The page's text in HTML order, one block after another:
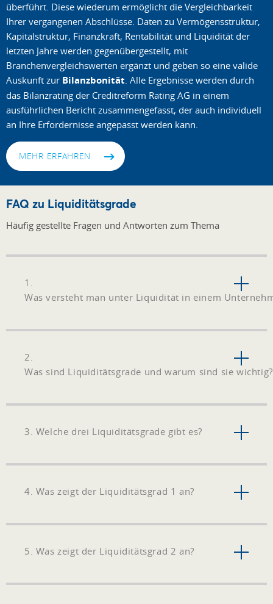
überführt. Diese wiederum ermöglicht die Vergleichbarkeit
Ihrer vergangenen Abschlüsse. Daten zu Vermögensstruktur,
Kapitalstruktur, Finanzkraft, Rentabilität und Liquidität der
letzten Jahre werden gegenübergestellt, mit
Branchenvergleichswerten ergänzt und geben so eine valide
Auskunft zur Bilanzbonität . Alle Ergebnisse werden durch
das Bilanzrating der Creditreform Rating AG in einem
ausführlichen Bericht zusammengefasst, der auch individuell
an Ihre Erfordernisse angepasst werden kann.
MEHR ERFAHREN
FAQ zu Liquiditätsgrade
Häufig gestellte Fragen und Antworten zum Thema
1.
Was versteht man unter Liquidität in einem
2.
Was sind Liquiditätsgrade und warum sind sie wichtig?
3. Welche drei Liquiditätsgrade gibt es?
4. Was zeigt der Liquiditätsgrad 1 an?
5. Was zeigt der Liquiditätsgrad 2 an?